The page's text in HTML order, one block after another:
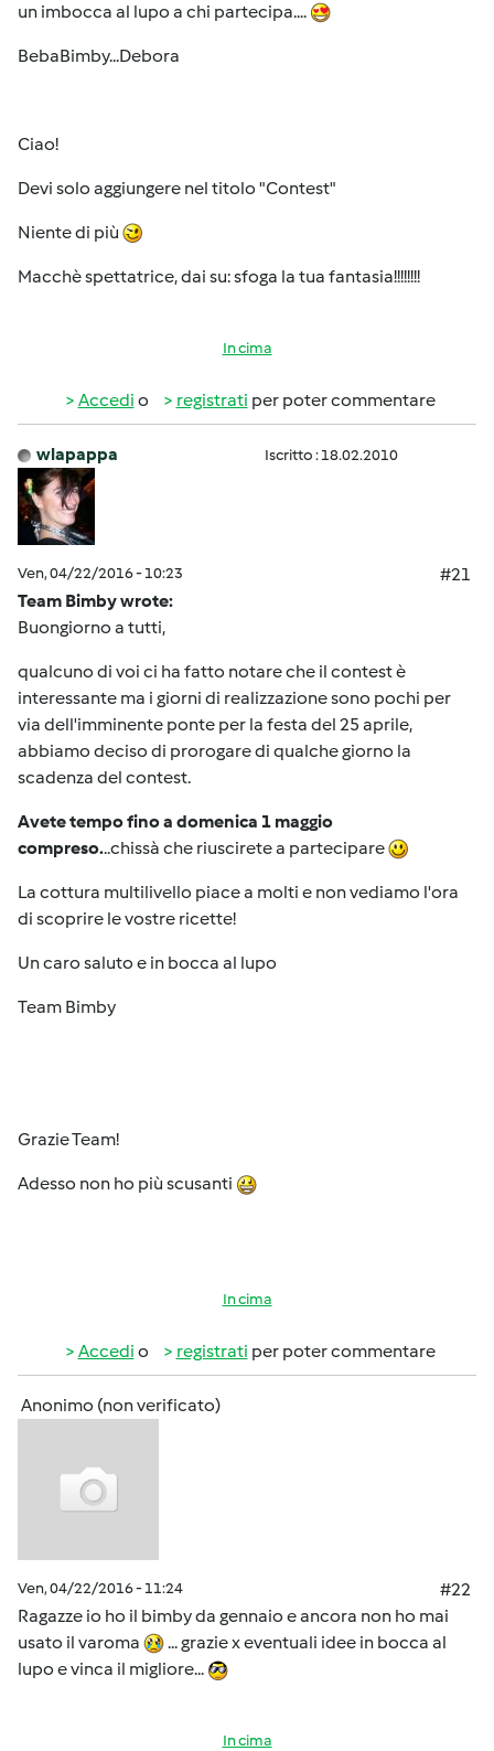
un imbocca al lupo a chi partecipa....
BebaBimby...Debora
Ciao!
Devi solo aggiungere nel titolo "Contest"
Niente di più
Macchè spettatrice, dai su: sfoga la tua fantasia!!!!!!!!
In cima
Accedi o registrati per poter commentare
wlapappa Iscritto : 18.02.2010
Ven, 04/22/2016 - 10:23
#21
Team Bimby wrote:
Buongiorno a tutti,
qualcuno di voi ci ha fatto notare che il contest è
interessante ma i giorni di realizzazione sono pochi per
via dell'imminente ponte per la festa del 25 aprile,
abbiamo deciso di prorogare di qualche giorno la
scadenza del contest.
Avete tempo fino a domenica 1 maggio
compreso...chissà che riuscirete a partecipare
La cottura multilivello piace a molti e non vediamo l'ora
di scoprire le vostre ricette!
Un caro saluto e in bocca al lupo
Team Bimby
Grazie Team!
Adesso non ho più scusanti
In cima
Accedi o registrati per poter commentare
Anonimo (non verificato)
Ven, 04/22/2016 - 11:24
#22
Ragazze io ho il bimby da gennaio e ancora non ho mai
usato il varoma
... grazie x eventuali idee in bocca al
lupo e vinca il migliore...
In cima